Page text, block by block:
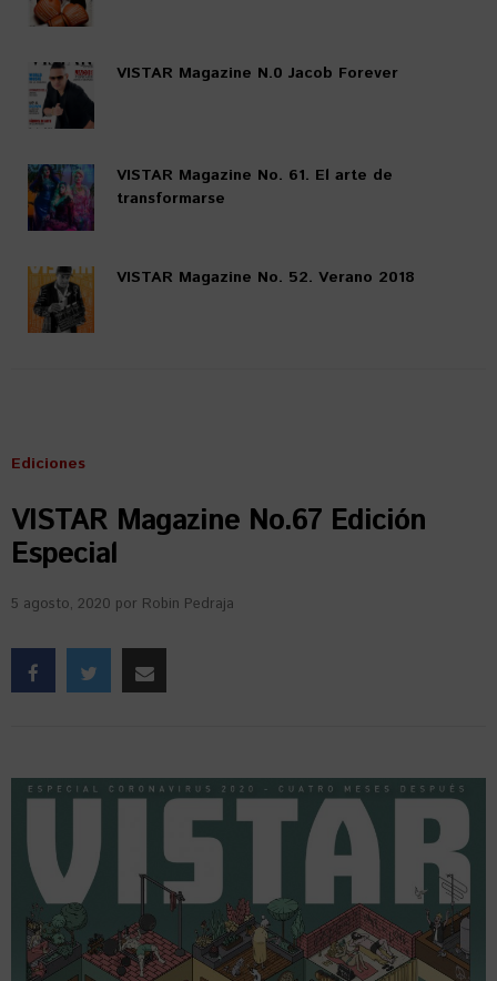
VISTAR Magazine N.0 Jacob Forever
VISTAR Magazine No. 61. El arte de
transformarse
VISTAR Magazine No. 52. Verano 2018
Ediciones
VISTAR Magazine No.67 Edición
Especial
5 agosto, 2020 por Robin Pedraja